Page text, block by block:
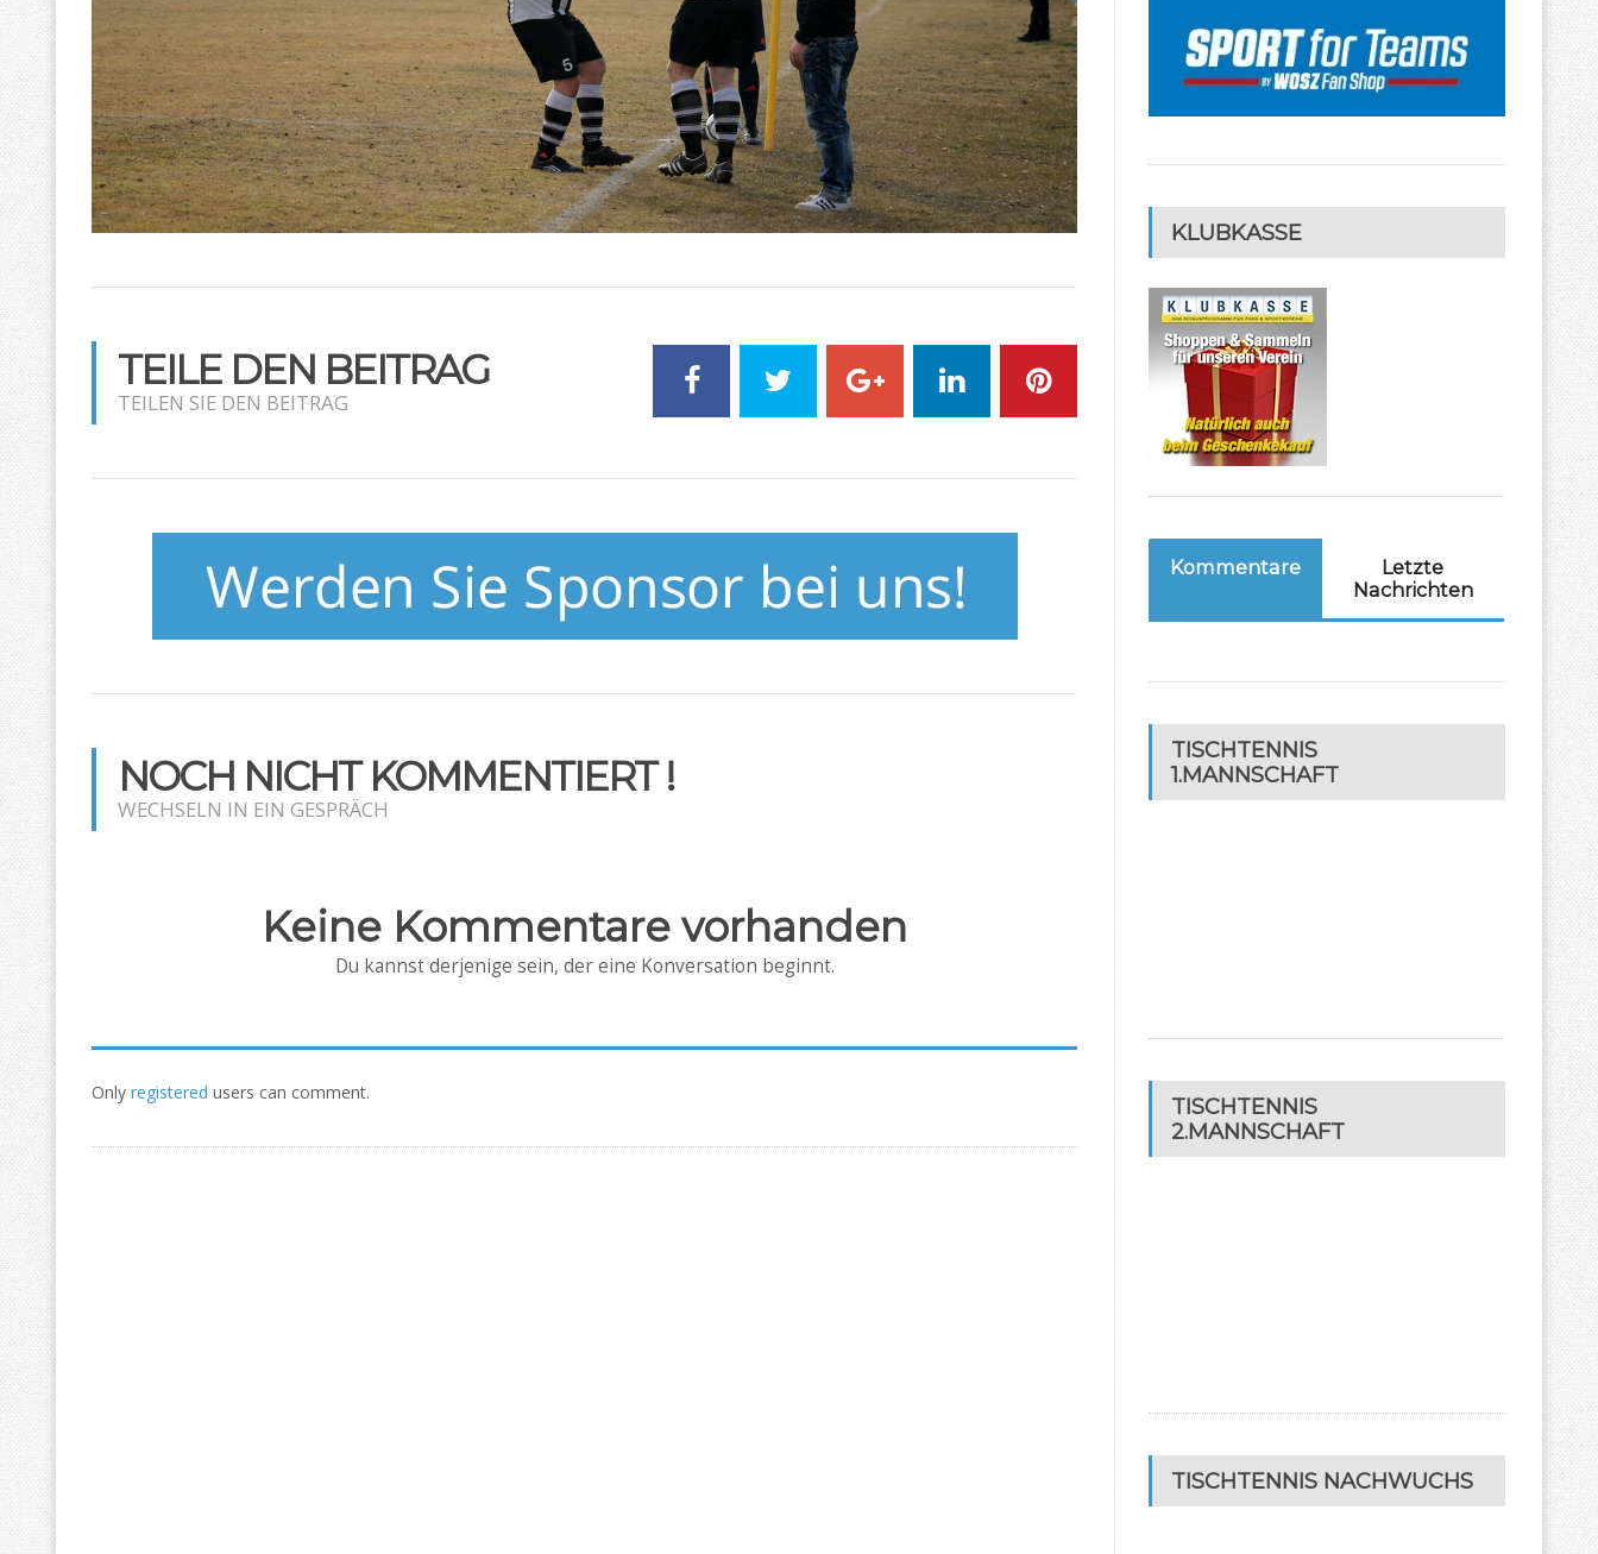
TEILE DEN BEITRAG
TEILEN SIE DEN BEITRAG
NOCH NICHT KOMMENTIERT !
WECHSELN IN EIN GESPRÄCH
Keine Kommentare vorhanden
Du kannst derjenige sein, der eine Konversation beginnt.
Only registered users can comment.
KLUBKASSE
Kommentare
Letzte
Nachrichten
TISCHTENNIS
1.MANNSCHAFT
TISCHTENNIS
2.MANNSCHAFT
TISCHTENNIS NACHWUCHS